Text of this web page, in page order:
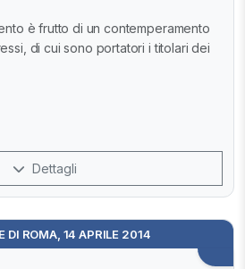
è frutto di un contemperamento
di cui sono portatori i titolari dei
Dettagli
DI ROMA, 14 APRILE 2014